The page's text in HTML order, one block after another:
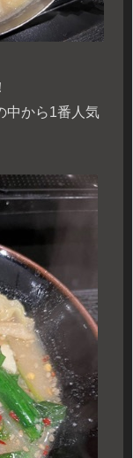
中から1番人気